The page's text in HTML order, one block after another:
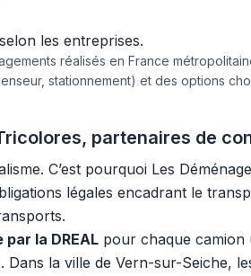
les entreprises.
réalisés en France
stationnement) et des options
partenaires de
C’est pourquoi Les
légales encadrant le
la DREAL pour chaque camion
la ville de Vern-sur-Seiche,